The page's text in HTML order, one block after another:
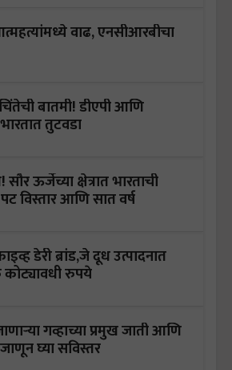
वाढ, एनसीआरबीचा
बातमी! डीएपी आणि
तुटवडा
सौर ऊर्जेच्या क्षेत्रात भारताची
विस्तार आणि सात वर्ष
डेरी ब्रांड,जे दूध उत्पादनात
कोट्यावधी रुपये
गव्हाच्या प्रमुख जाती आणि
घ्या सविस्तर